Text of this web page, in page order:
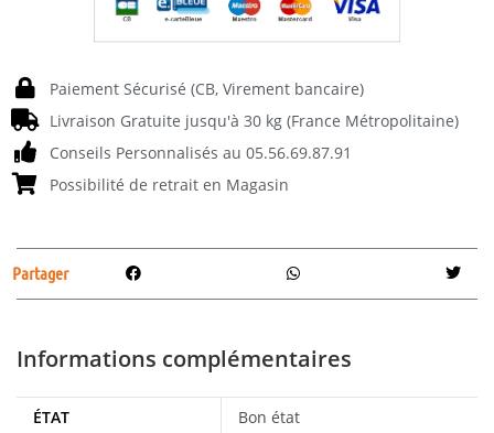
Paiement Sécurisé (CB, Virement bancaire)
Livraison Gratuite jusqu'à 30 kg (France Métropolitaine)
Conseils Personnalisés au 05.56.69.87.91
Possibilité de retrait en Magasin
Partager
Informations complémentaires
ÉTAT Bon état